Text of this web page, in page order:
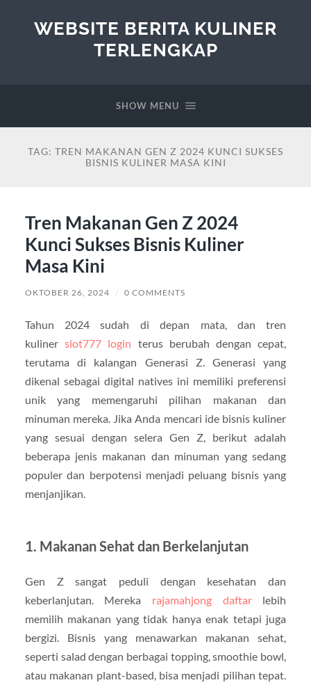
WEBSITE BERITA KULINER
TERLENGKAP
SHOW MENU
TAG: TREN MAKANAN GEN Z 2024 KUNCI SUKSES
BISNIS KULINER MASA KINI
Tren Makanan Gen Z 2024
Kunci Sukses Bisnis Kuliner
Masa Kini
OKTOBER 26, 2024 / 0 COMMENTS
Tahun 2024 sudah di depan mata, dan tren
kulinerslot777 login terus berubah dengan cepat,
terutama di kalangan Generasi Z. Generasi yang
dikenal sebagai digital natives ini memiliki preferensi
unik yang memengaruhi pilihan makanan dan
minuman mereka. Jika Anda mencari ide bisnis kuliner
yang sesuai dengan selera Gen Z, berikut adalah
beberapa jenis makanan dan minuman yang sedang
populer dan berpotensi menjadi peluang bisnis yang
menjanjikan.
1. Makanan Sehat dan Berkelanjutan
Gen Z sangat peduli dengan kesehatan dan
keberlanjutan. Mereka rajamahjong daftarlebih
memilih makanan yang tidak hanya enak tetapi juga
bergizi. Bisnis yang menawarkan makanan sehat,
seperti salad dengan berbagai topping, smoothie bowl,
atau makanan plant-based, bisa menjadi pilihan tepat.